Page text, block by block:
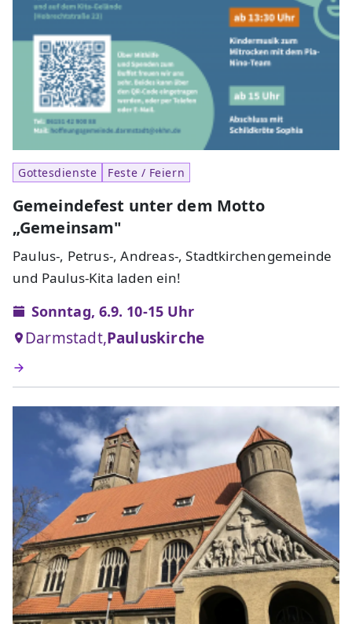
Gottesdienste Feste / Feiern
Gemeindefest unter dem Motto
„Gemeinsam"
Paulus-, Petrus-, Andreas-, Stadtkirchengemeinde
und Paulus-Kita laden ein!
Sonntag, 6.9. 10-15 Uhr
Darmstadt,Pauluskirche